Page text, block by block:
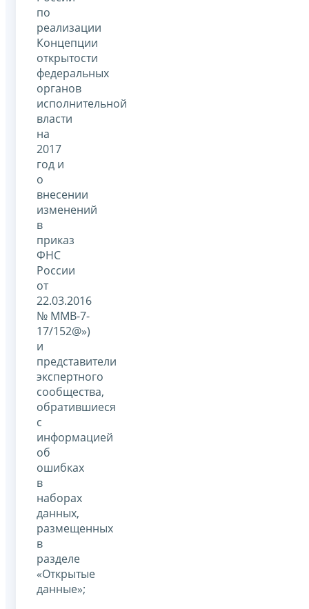
по
реализации
Концепции
открытости
федеральных
органов
исполнительной
власти
на
2017
год и
о
внесении
изменений
в
приказ
ФНС
России
от
22.03.2016
№ ММВ-7-
17/152@»)
и
представители
экспертного
сообщества,
обратившиеся
с
информацией
об
ошибках
в
наборах
данных,
размещенных
в
разделе
«Открытые
данные»;